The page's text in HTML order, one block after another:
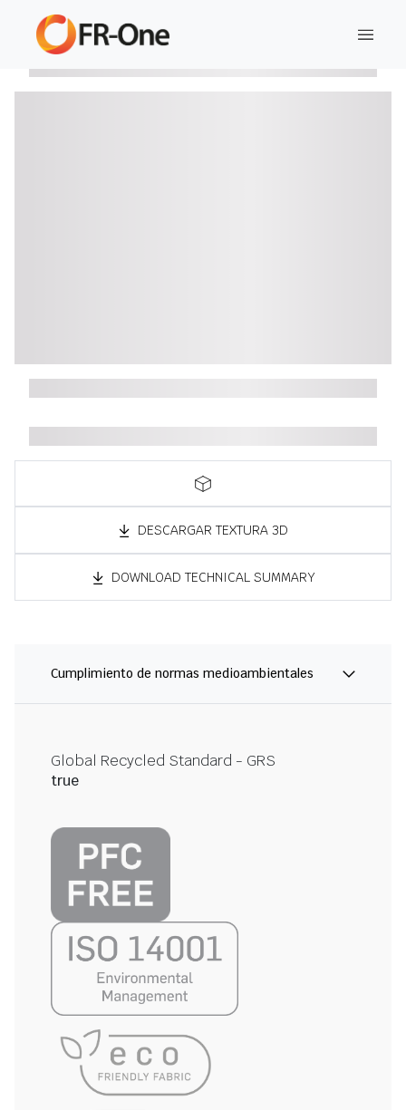
DESCARGAR TEXTURA 3D
DOWNLOAD TECHNICAL SUMMARY
Cumplimiento de normas medioambientales
Global Recycled Standard - GRS
true